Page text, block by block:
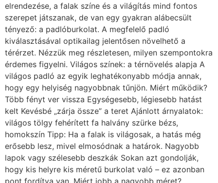
elrendezése, a falak színe és a világítás mind fontos
szerepet játszanak, de van egy gyakran alábecsült
tényező: a padlóburkolat. A megfelelő padló
kiválasztásával optikailag jelentősen növelhető a
térérzet. Nézzük meg részletesen, milyen szempontokra
érdemes figyelni. Világos színek: a térnövelés alapja A
világos padló az egyik leghatékonyabb módja annak,
hogy egy helyiség nagyobbnak tűnjön. Miért működik?
Több fényt ver vissza Egységesebb, légiesebb hatást
kelt Kevésbé „zárja össze” a teret Ajánlott árnyalatok:
világos tölgy fehérített fa halvány szürke bézs,
homokszín Tipp: Ha a falak is világosak, a hatás még
erősebb lesz, mivel elmosódnak a határok. Nagyobb
lapok vagy szélesebb deszkák Sokan azt gondolják,
hogy kis helyre kis méretű burkolat való – ez azonban